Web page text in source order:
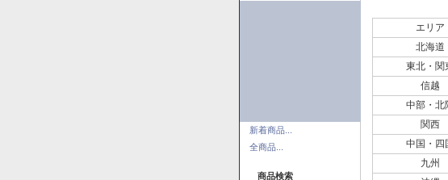
新着商品...
全商品...
商品検索
エリア
北海道
東北・関
信越
中部・北
関西
中国・四
九州